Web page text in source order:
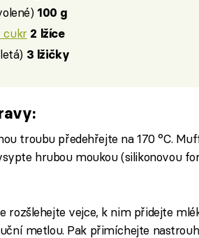
100 g
cukr 2 lžíce
3 lžičky
troubu předehřejte na 170 °C.
hrubou moukou (silikonovou
rozšlehejte vejce, k nim přidejte
metlou. Pak přimíchejte